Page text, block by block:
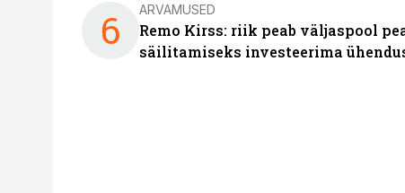
6 ARVAMUSED
Remo Kirss: riik peab väljaspool
säilitamiseks investeerima